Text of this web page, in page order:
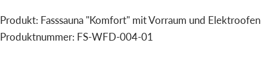
Produkt: Fasssauna "Komfort" mit Vorraum und Elektroofen
Produktnummer: FS-WFD-004-01